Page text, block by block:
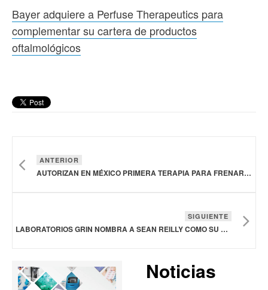
Bayer adquiere a Perfuse Therapeutics para
complementar su cartera de productos
oftalmológicos
ANTERIOR
AUTORIZAN EN MÉXICO PRIMERA TERAPIA PARA FRENAR CRISIS EPILÉPTICAS EN NIÑOS
SIGUIENTE
LABORATORIOS GRIN NOMBRA A SEAN REILLY COMO SU NUEVO DIRECTOR GENERAL DE MÉXICO
Noticias